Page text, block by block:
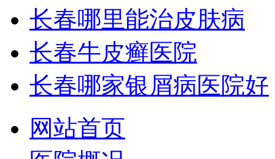
长春哪里能治皮肤病
长春牛皮癣医院
长春哪家银屑病医院好
网站首页